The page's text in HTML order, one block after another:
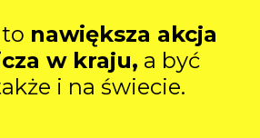
nawiększa akcja
w kraju, a być
i na świecie.